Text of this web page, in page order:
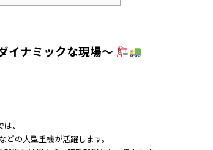
イナミックな現場〜
、
などの大型重機が活躍します。